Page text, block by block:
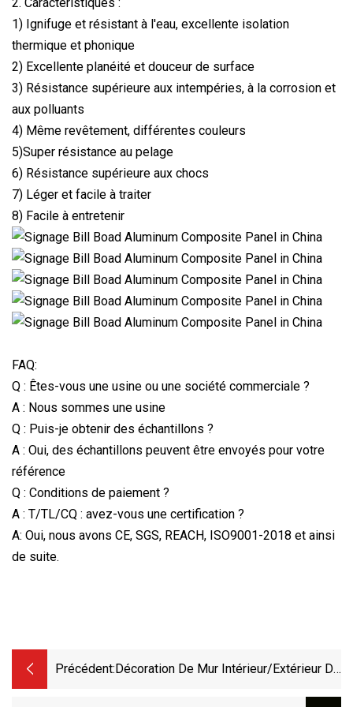
1) Ignifuge et résistant à l'eau, excellente isolation
thermique et phonique
2) Excellente planéité et douceur de surface
3) Résistance supérieure aux intempéries, à la corrosion et
aux polluants
4) Même revêtement, différentes couleurs
5)Super résistance au pelage
6) Résistance supérieure aux chocs
7) Léger et facile à traiter
8) Facile à entretenir
FAQ:
Q : Êtes-vous une usine ou une société commerciale ?
A : Nous sommes une usine
Q : Puis-je obtenir des échantillons ?
A : Oui, des échantillons peuvent être envoyés pour votre
référence
Q : Conditions de paiement ?
A : T/TL/CQ : avez-vous une certification ?
A: Oui, nous avons CE, SGS, REACH, ISO9001-2018 et ainsi
de suite.
Précédent: Décoration De Mur Intérieur/extérieur De